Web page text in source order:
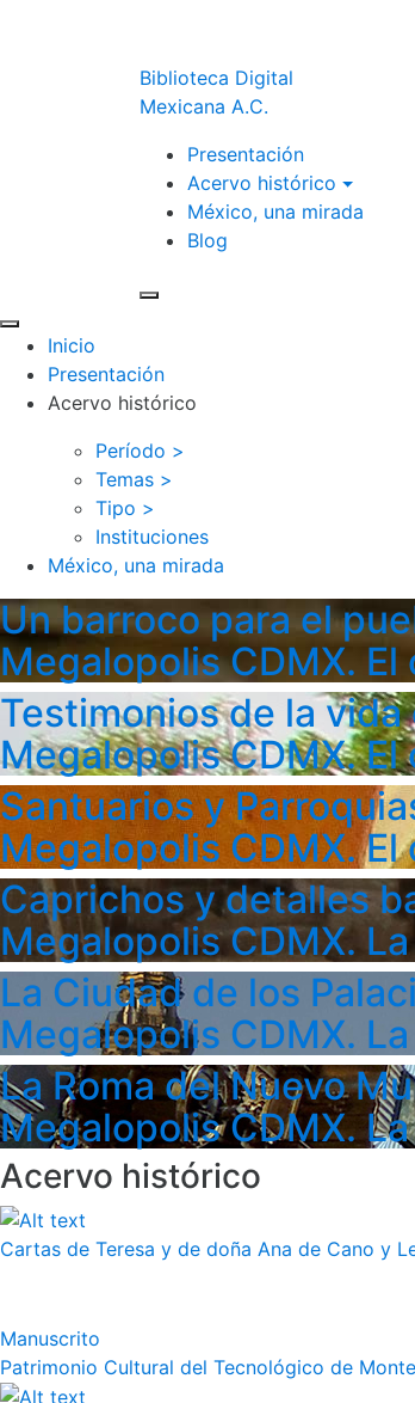
Biblioteca Digital
Mexicana A.C.
Presentación
Acervo histórico
México, una mirada
Blog
Inicio
Presentación
Acervo histórico
Período >
Temas >
Tipo >
Instituciones
México, una mirada
Un barroco para el
Megalopolis CDMX. El
Testimonios de la vida
Megalopolis CDMX. El
Santuarios y
Megalopolis CDMX.
Caprichos y detalles
Megalopolis CDMX.
La Ciudad de los
Megalopolis CDMX.
La Roma del Nuevo
Megalopolis CDMX.
Acervo histórico
Cartas de Teresa y de doña Ana de Cano y
Manuscrito
Patrimonio Cultural del Tecnológico de